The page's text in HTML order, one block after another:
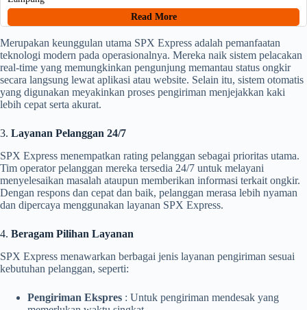
Read More
Merupakan keunggulan utama SPX Express adalah pemanfaatan
teknologi modern pada operasionalnya. Mereka naik sistem pelacakan
real-time yang memungkinkan pengunjung memantau status ongkir
secara langsung lewat aplikasi atau website. Selain itu, sistem otomatis
yang digunakan meyakinkan proses pengiriman menjejakkan kaki
lebih cepat serta akurat.
3. Layanan Pelanggan 24/7
SPX Express menempatkan rating pelanggan sebagai prioritas utama.
Tim operator pelanggan mereka tersedia 24/7 untuk melayani
menyelesaikan masalah ataupun memberikan informasi terkait ongkir.
Dengan respons dan cepat dan baik, pelanggan merasa lebih nyaman
dan dipercaya menggunakan layanan SPX Express.
4. Beragam Pilihan Layanan
SPX Express menawarkan berbagai jenis layanan pengiriman sesuai
kebutuhan pelanggan, seperti:
Pengiriman Ekspres : Untuk pengiriman mendesak yang